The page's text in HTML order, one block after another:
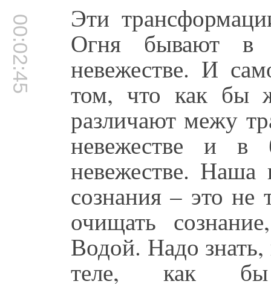
00:02:45 Эти
Огня бывают в
невежестве. И
том, что как бы
различают межу
невежестве и в
невежестве.
сознания – это не
очищать
Водой. Надо
теле, как бы